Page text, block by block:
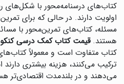
کتاب‌های درسنامه‌محور با شکل‌های
اولویت دارند. در حالی که برای
مسئله، کتاب‌های تمرین‌محور با
هستند.قیمت کتاب کمک درسی
کتاب متفاوت است و معمولاً
ترکیب می‌کنند، هزینه بیشتری دارند
می‌دهند و در بلندمدت اقتصادی‌تر